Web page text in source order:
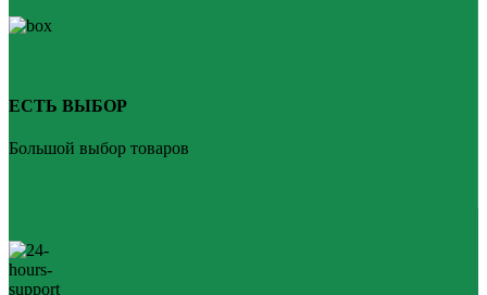
ЕСТЬ ВЫБОР
Большой выбор товаров